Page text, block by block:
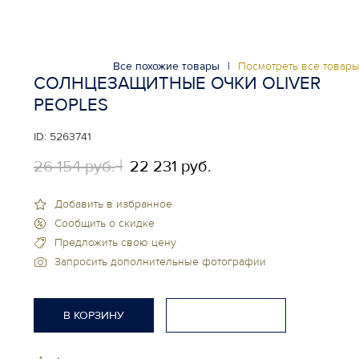
Все похожие товары | Посмотреть все
СОЛНЦЕЗАЩИТНЫЕ ОЧКИ OLIVER
PEOPLES
ID: 5263741
26 154 руб. 22 231 руб.
Добавить в избранное
Сообщить о скидке
Предложить свою цену
Запросить дополнительные фотографии
В КОРЗИНУ